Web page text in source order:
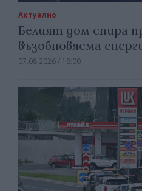
Актуално
Белият дом спира
възобновяема
07.08.2026 / 18:00